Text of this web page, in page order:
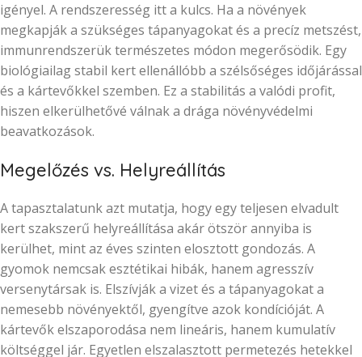
igényel. A rendszeresség itt a kulcs. Ha a növények
megkapják a szükséges tápanyagokat és a precíz metszést,
immunrendszerük természetes módon megerősödik. Egy
biológiailag stabil kert ellenállóbb a szélsőséges időjárással
és a kártevőkkel szemben. Ez a stabilitás a valódi profit,
hiszen elkerülhetővé válnak a drága növényvédelmi
beavatkozások.
Megelőzés vs. Helyreállítás
A tapasztalatunk azt mutatja, hogy egy teljesen elvadult
kert szakszerű helyreállítása akár ötször annyiba is
kerülhet, mint az éves szinten elosztott gondozás. A
gyomok nemcsak esztétikai hibák, hanem agresszív
versenytársak is. Elszívják a vizet és a tápanyagokat a
nemesebb növényektől, gyengítve azok kondícióját. A
kártevők elszaporodása nem lineáris, hanem kumulatív
költséggel jár. Egyetlen elszalasztott permetezés hetekkel